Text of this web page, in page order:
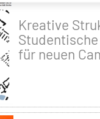
Kreative
für neuen